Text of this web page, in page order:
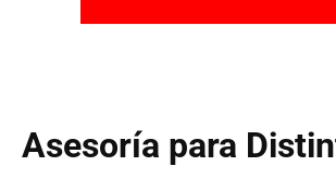
Asesoría para